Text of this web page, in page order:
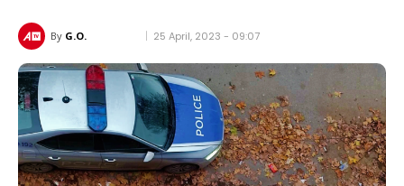
By G.O. 25 April, 2023 - 09:07